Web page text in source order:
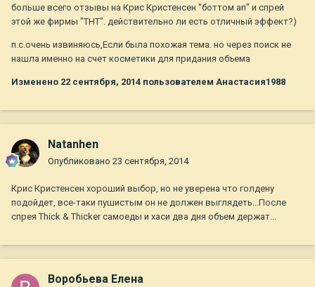
больше всего отзывы на Крис Кристенсен "боттом ап" и спрей
этой же фирмы "ТНТ". действительно ли есть отличный эффект?)
п.с.очень извиняюсь,Если была похожая тема. но через поиск не
нашла именно на счет косметики для придания объема
Изменено 22 сентября, 2014 пользователем Анастасия1988
Natanhen
Опубликовано 23 сентября, 2014
Крис Кристенсен хороший выбор, но не уверена что голдену
подойдет, все-таки пушистым он не должен выглядеть...После
спрея Thick & Thicker самоеды и хаси два дня объем держат...
Воробьева Елена